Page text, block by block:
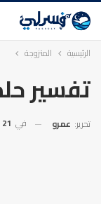
الرئيسية المتزوجة
تفسير
تحرير: عمرو في 21 يناير 2025